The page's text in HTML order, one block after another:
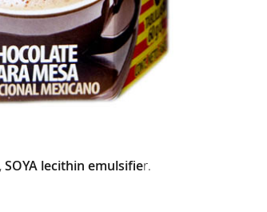
SOYA lecithin emulsifier.